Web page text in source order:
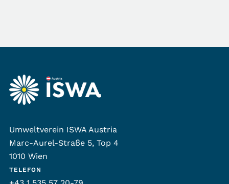
Umweltverein ISWA Austria
Marc-Aurel-Straße 5, Top 4
1010 Wien
TELEFON